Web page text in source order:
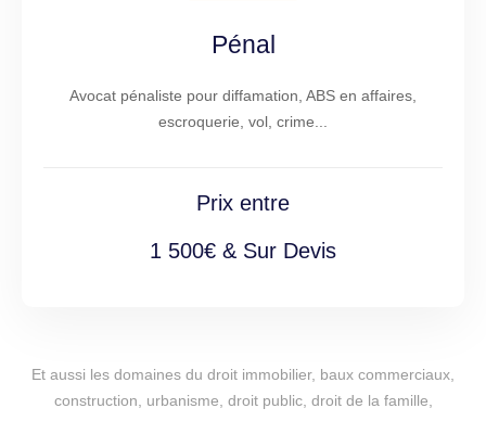
Pénal
Avocat pénaliste pour diffamation, ABS en affaires,
escroquerie, vol, crime...
Prix entre
1 500€ & Sur Devis
Et aussi les domaines du droit immobilier, baux commerciaux,
construction, urbanisme, droit public, droit de la famille,